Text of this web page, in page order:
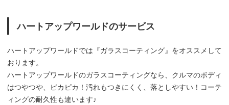
ハートアップワールドのサービス
ハートアップワールドでは『ガラスコーティング』をオススメして
おります。
ハートアップワールドのガラスコーティングなら、クルマのボディ
はつやつや、ピカピカ！汚れもつきにくく、落としやすい！コーテ
ィングの耐久性も違います♪